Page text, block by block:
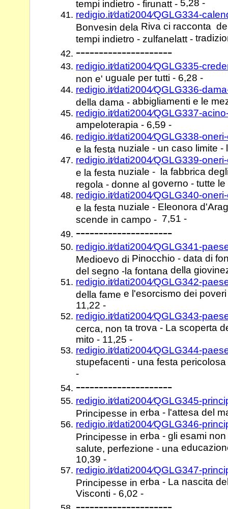
tempi indietro - firunatt - 5,28 -
redigio.it⁄dati2004⁄QGLG334-
Bonvesin dela Riva ci racconta
tempi indietro - zulfanelatt -
---------------------
redigio.it⁄dati2004⁄QGLG335-
non e' uguale per tutti - 6,28 -
redigio.it⁄dati2004⁄QGLG336-
della dama - abbigliamenti e le
redigio.it⁄dati2004⁄QGLG337-
ampeloterapia - 6,59 -
redigio.it⁄dati2004⁄QGLG338-
e la festa nuziale - un caso limite -
redigio.it⁄dati2004⁄QGLG339-
e la festa nuziale - la fabbrica
regola - donne al governo - tutte
redigio.it⁄dati2004⁄QGLG340-
e la festa nuziale - Eleonora
scende in campo - 7,51 -
---------------------
redigio.it⁄dati2004⁄QGLG341-
Medioevo di Pinocchio - data di
del segno -la fontana della
redigio.it⁄dati2004⁄QGLG342-
della fame e l'esorcismo dei
11,22 -
redigio.it⁄dati2004⁄QGLG343-
cerca, non ta trova - La scoperta
mito - 11,25 -
redigio.it⁄dati2004⁄QGLG344-
stupefacenti - una festa
-
---------------------
redigio.it⁄dati2004⁄QGLG345-
Principesse in erba - l'attesa del
redigio.it⁄dati2004⁄QGLG346-
Principesse in erba - gli esami
salute, perfezione - una
10,39 -
redigio.it⁄dati2004⁄QGLG347-
Principesse in erba - La nascita
Visconti - 6,02 -